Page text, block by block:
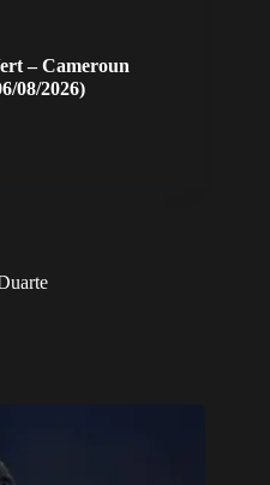
– Cameroun
08/2026)